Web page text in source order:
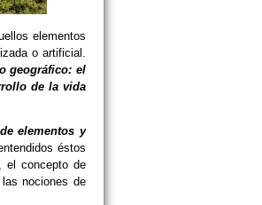
elementos
o artificial.
geográfico: el
de la vida
elementos y
éstos
el concepto de
nociones de